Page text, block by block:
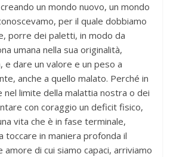
un mondo nuovo, un mondo
per il quale dobbiamo
porre dei paletti, in modo da
umana nella sua originalità,
e dare un valore e un peso a
anche a quello malato. Perché in
nel limite della malattia nostra o dei
con coraggio un deficit fisico,
vita che è in fase terminale,
toccare in maniera profonda il
di cui siamo capaci, arriviamo